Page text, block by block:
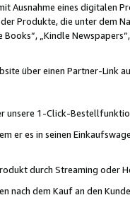
Ausnahme eines digitalen
Produkte, die unter dem
Books“, „Kindle
über einen Partner-Link
unsere 1-Click-
er es in seinen
durch Streaming oder
nach dem Kauf an den